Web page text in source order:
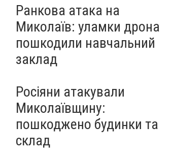
Ранкова атака на
Миколаїв: уламки дрона
пошкодили навчальний
заклад
Росіяни атакували
Миколаївщину:
пошкоджено будинки та
склад